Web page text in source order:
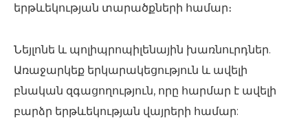
երթևեկության տարածքների համար։
Նեյլոնե և պոլիպրոպիլենային խառնուրդներ.
Առաջարկեք երկարակեցություն և ավելի
բնական զգացողություն, որը հարմար է ավելի
բարձր երթևեկության վայրերի համար: